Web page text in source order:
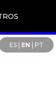
ES| EN PT